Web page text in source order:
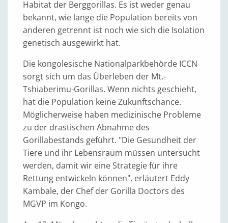
Habitat der Berggorillas. Es ist weder genau
bekannt, wie lange die Population bereits von
anderen getrennt ist noch wie sich die Isolation
genetisch ausgewirkt hat.
Die kongolesische Nationalparkbehörde ICCN
sorgt sich um das Überleben der Mt.-
Tshiaberimu-Gorillas. Wenn nichts geschieht,
hat die Population keine Zukunftschance.
Möglicherweise haben medizinische Probleme
zu der drastischen Abnahme des
Gorillabestands geführt. "Die Gesundheit der
Tiere und ihr Lebensraum müssen untersucht
werden, damit wir eine Strategie für ihre
Rettung entwickeln können", erläutert Eddy
Kambale, der Chef der Gorilla Doctors des
MGVP im Kongo.